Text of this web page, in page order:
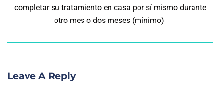
completar su tratamiento en casa por sí mismo durante
otro mes o dos meses (mínimo).
Leave A Reply